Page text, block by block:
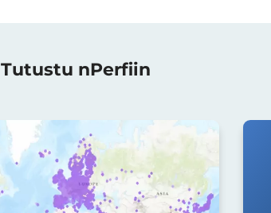
Tutustu nPerfiin